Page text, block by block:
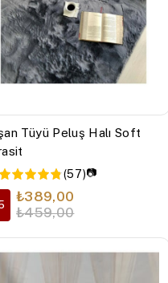
Tüyü Peluş Halı Soft
(57)📷
₺389,00
₺459,00